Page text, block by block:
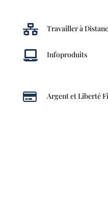
 Travailler à
 Infoproduits
 Argent et Liberté